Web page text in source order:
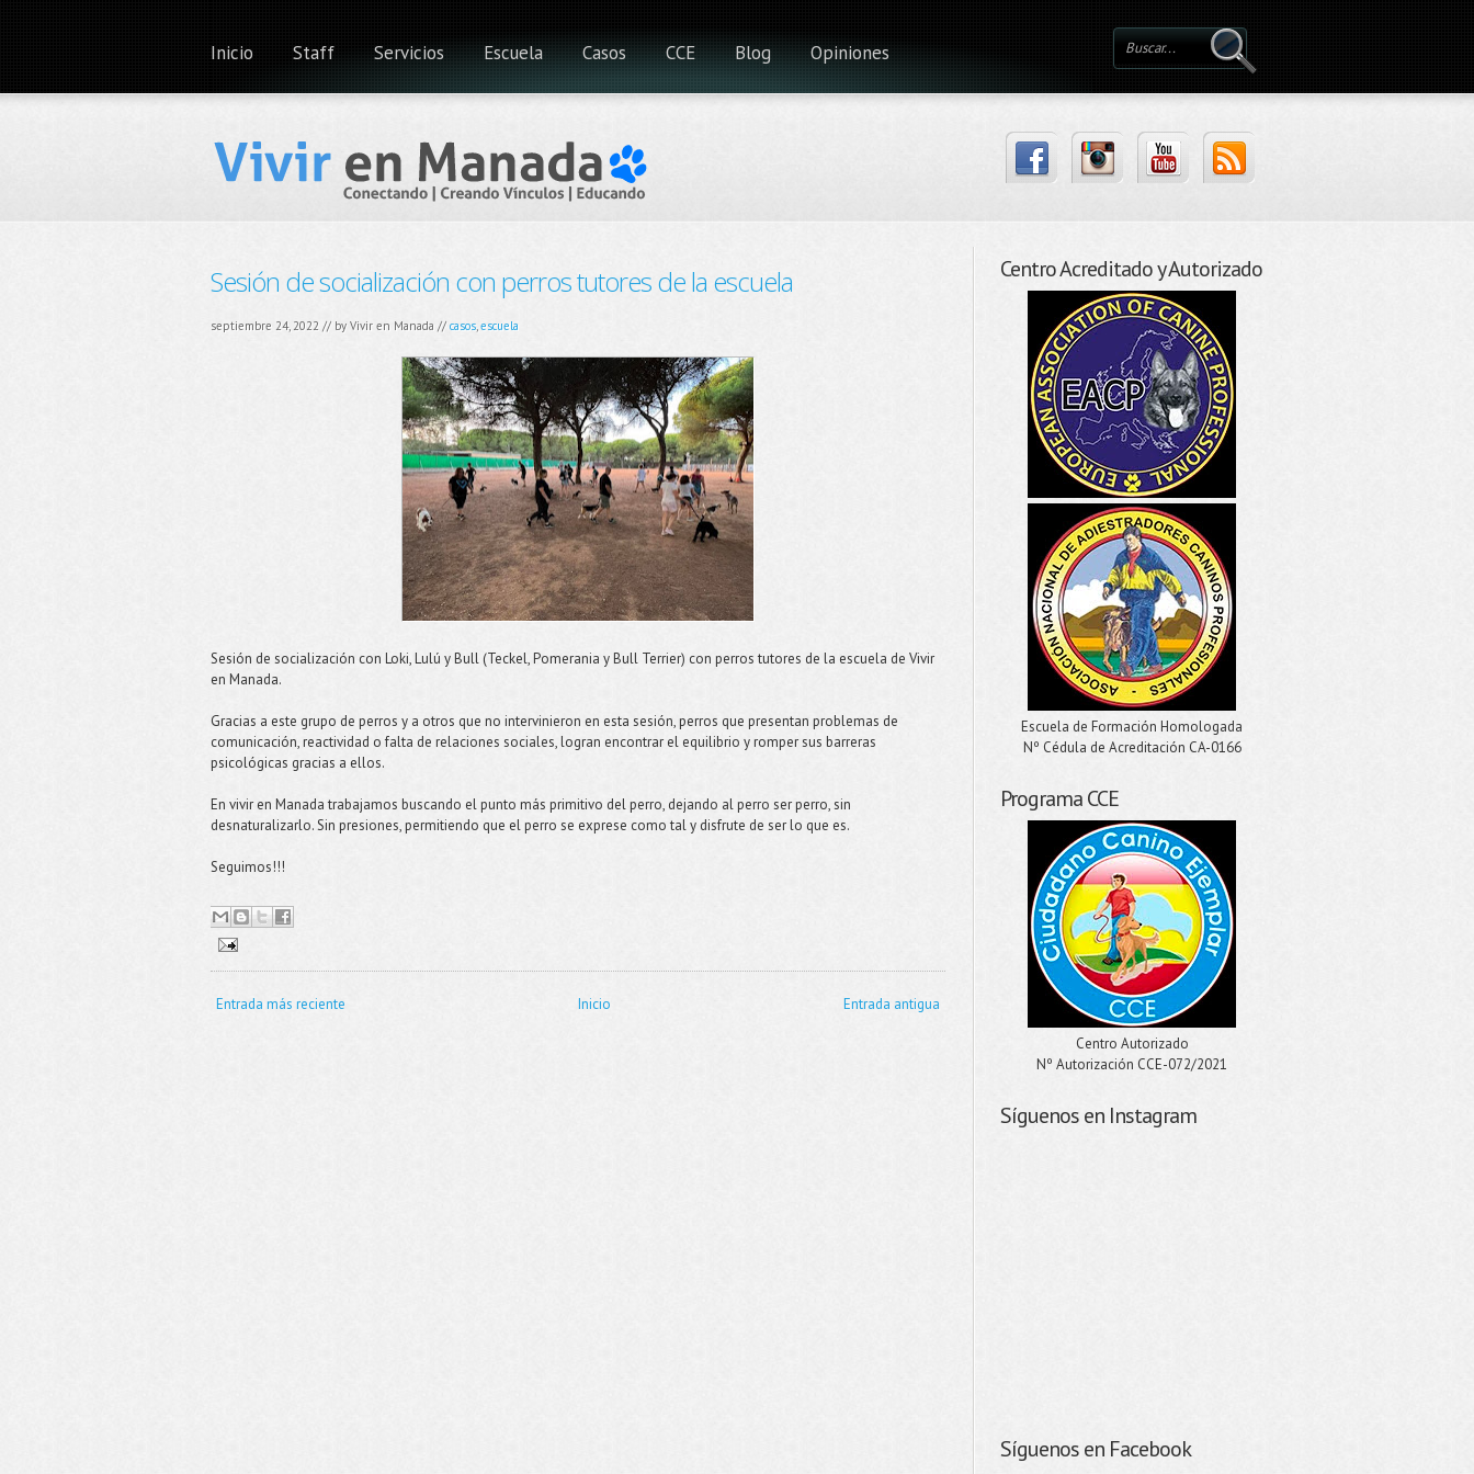
Inicio Staff Servicios Escuela Casos CCE Blog Opiniones
Sesión de socialización con perros tutores de la escuela
septiembre 24, 2022 // by Vivir en Manada // casos,escuela
Sesión de socialización con Loki, Lulú y Bull (Teckel, Pomerania y Bull Terrier) con perros tutores de la escuela de Vivir
en Manada.
Gracias a este grupo de perros y a otros que no intervinieron en esta sesión, perros que presentan problemas de
comunicación, reactividad o falta de relaciones sociales, logran encontrar el equilibrio y romper sus barreras
psicológicas gracias a ellos.
En vivir en Manada trabajamos buscando el punto más primitivo del perro, dejando al perro ser perro, sin
desnaturalizarlo. Sin presiones, permitiendo que el perro se exprese como tal y disfrute de ser lo que es.
Seguimos!!!
Entrada más reciente Entrada antigua
Inicio
Centro Acreditado y Autorizado
Escuela de Formación Homologada
Nº Cédula de Acreditación CA-0166
Programa CCE
Centro Autorizado
Nº Autorización CCE-072/2021
Síguenos en Instagram
Síguenos en Facebook